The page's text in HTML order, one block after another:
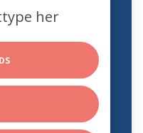
her